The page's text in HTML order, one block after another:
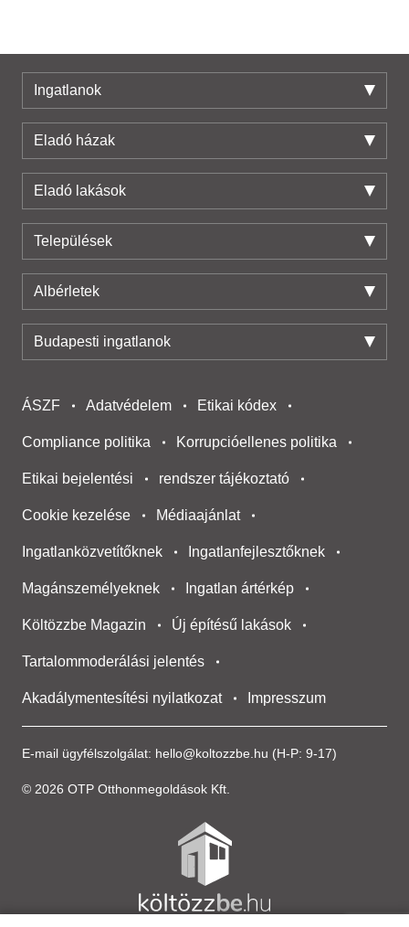
Ingatlanok
Eladó házak
Eladó lakások
Települések
Albérletek
Budapesti ingatlanok
E-mail ügyfélszolgálat: hello@koltozzbe.hu (H-P: 9-17)
© 2026 OTP Otthonmegoldások Kft.
ÁSZF Adatvédelem Etikai kódex
Compliance politika Korrupcióellenes politika
Etikai bejelentési rendszer tájékoztató
Cookie kezelése Médiaajánlat
Ingatlanközvetítőknek Ingatlanfejlesztőknek
Magánszemélyeknek Ingatlan ártérkép
Költözzbe Magazin Új építésű lakások
Tartalommoderálási jelentés
Akadálymentesítési nyilatkozat Impresszum